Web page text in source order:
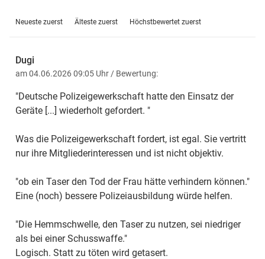
Neueste zuerst Älteste zuerst Höchstbewertet zuerst
Dugi
am 04.06.2026 09:05 Uhr / Bewertung:
"Deutsche Polizeigewerkschaft hatte den Einsatz der
Geräte [...] wiederholt gefordert. "
Was die Polizeigewerkschaft fordert, ist egal. Sie vertritt
nur ihre Mitgliederinteressen und ist nicht objektiv.
"ob ein Taser den Tod der Frau hätte verhindern können."
Eine (noch) bessere Polizeiausbildung würde helfen.
"Die Hemmschwelle, den Taser zu nutzen, sei niedriger
als bei einer Schusswaffe."
Logisch. Statt zu töten wird getasert.